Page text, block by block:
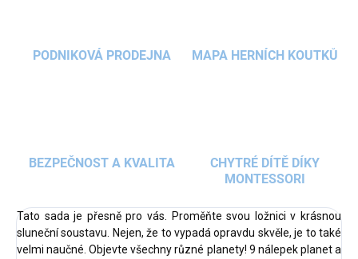
PODNIKOVÁ PRODEJNA MAPA HERNÍCH KOUTKŮ
BEZPEČNOST A KVALITA
CHYTRÉ DÍTĚ DÍKY
MONTESSORI
Tato sada je přesně pro vás. Proměňte svou ložnici v krásnou
sluneční soustavu. Nejen, že to vypadá opravdu skvěle, je to také
velmi naučné. Objevte všechny různé planety! 9 nálepek planet a